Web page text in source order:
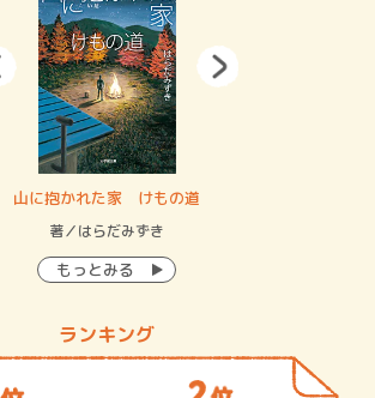
山に抱かれた家 けもの道
著／はらだみずき
もっとみる
ランキング